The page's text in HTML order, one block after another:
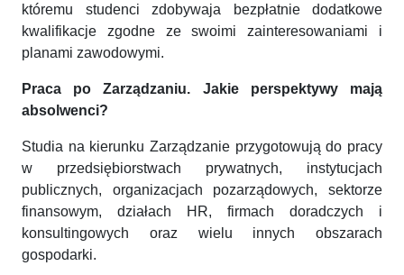
któremu studenci zdobywaja bezpłatnie dodatkowe
kwalifikacje zgodne ze swoimi zainteresowaniami i
planami zawodowymi.
Praca po Zarządzaniu. Jakie perspektywy mają
absolwenci?
Studia na kierunku Zarządzanie przygotowują do pracy
w przedsiębiorstwach prywatnych, instytucjach
publicznych, organizacjach pozarządowych, sektorze
finansowym, działach HR, firmach doradczych i
konsultingowych oraz wielu innych obszarach
gospodarki.